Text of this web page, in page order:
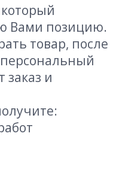
Вами позицию.
товар, после
заказ и